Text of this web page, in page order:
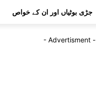
جڑی بوٹیاں اور ان کے خواص
- Advertisment -